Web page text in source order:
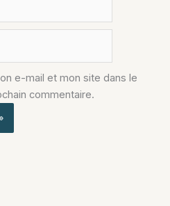
e-mail et mon site dans le
commentaire.